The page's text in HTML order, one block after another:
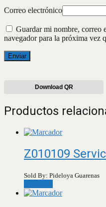
Correo electrónico
Guardar mi nombre, correo
navegador para la próxima vez
Download QR
Productos
Z010109
Sold By: Pideloya Guarenas